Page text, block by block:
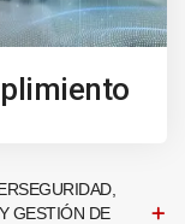
GESTIÓN DE